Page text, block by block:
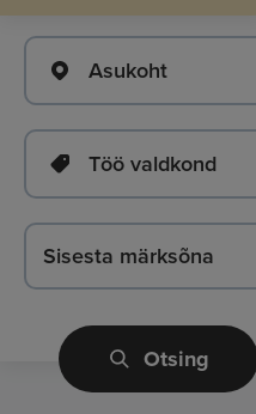
Asukoht
Töö valdkond
Otsing